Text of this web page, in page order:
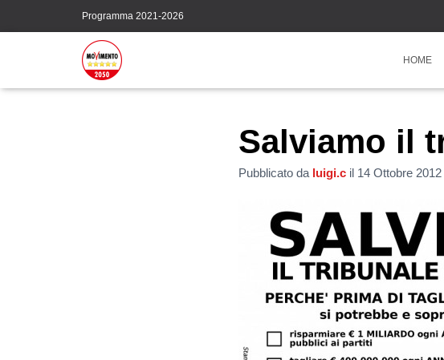
Programma 2021-2026
HOME
Salviamo il
Pubblicato da luigi.c il 14 Ottobre 2012